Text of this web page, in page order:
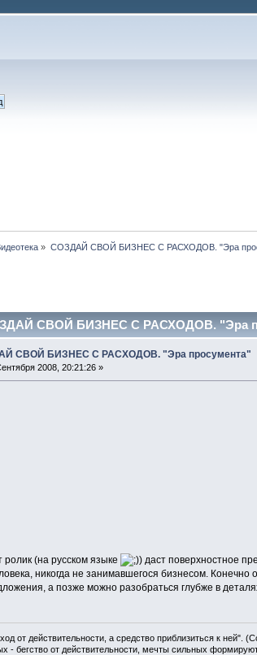
» СОЗДАЙ СВОЙ БИЗНЕС С РАСХОДОВ. "Эра
СВОЙ БИЗНЕС С РАСХОДОВ. "Эра
СВОЙ БИЗНЕС С РАСХОДОВ. "Эра просумента"
2008, 20:21:26 »
ролик (на русском языке
) даст поверхностное
никогда не занимавшегося бизнесом.
а позже можно разобраться глубже в
от действительности, а средство приблизиться к ней".
- бегство от действительности, мечты сильных